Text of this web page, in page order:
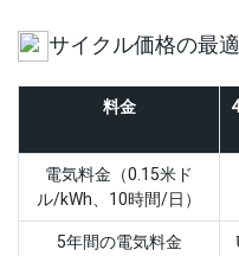
サイクル価格の最
料金
電気料金（0.15米ド
ル/kWh、10時間/日）
5年間の電気料金